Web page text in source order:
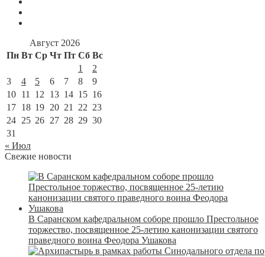
Август 2026
Пн Вт Ср Чт Пт Сб Вс
1
2
3
4 5 6 7 8
9
10 11 12 13 14 15 16
17 18 19 20 21 22 23
24 25 26 27 28 29 30
31
« Июл
Свежие новости
В Саранском кафедральном соборе прошло Престольное
торжество, посвященное 25-летию канонизации святого
праведного воина Феодора Ушакова